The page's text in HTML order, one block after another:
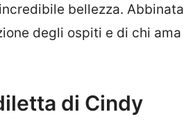
bellezza. Abbinata
degli ospiti e di chi ama
di Cindy